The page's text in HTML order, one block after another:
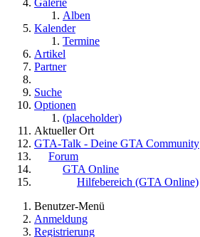
Galerie
Alben
Kalender
Termine
Artikel
Partner
Suche
Optionen
(placeholder)
Aktueller Ort
GTA-Talk - Deine GTA Community
Forum
GTA Online
Hilfebereich (GTA Online)
Benutzer-Menü
Anmeldung
Registrierung